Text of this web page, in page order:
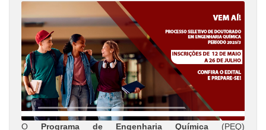
O Programa de Engenharia Química (PEQ)